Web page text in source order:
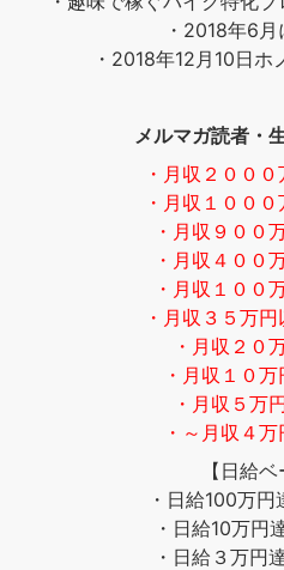
・2018年6
・2018年12月10日
メルマガ読者・
・月収２００
・月収１００
・月収９０
・月収４０
・月収１０
・月収３５万
・月収２０
・月収１０
・月収５
・～月収４
【日給ベ
・日給100万
・日給10万
・日給３万